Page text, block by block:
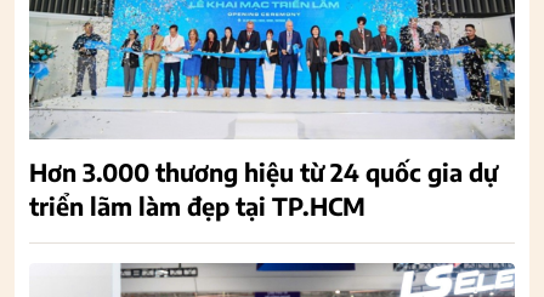
Hơn 3.000 thương hiệu từ 24 quốc gia dự
triển lãm làm đẹp tại TP.HCM